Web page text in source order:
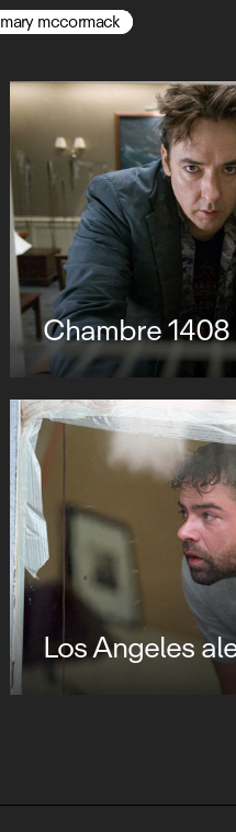
mary mccormack
Chambre 1408
Los Angeles